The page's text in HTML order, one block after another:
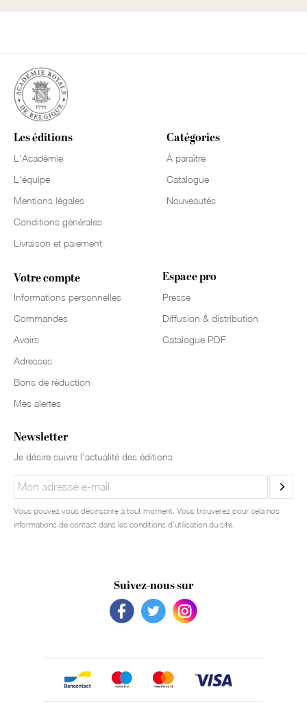
Les éditions
L'Académie
L'équipe
Mentions légales
Conditions générales
Livraison et paiement
Catégories
À paraître
Catalogue
Nouveautés
Votre compte
Informations personnelles
Commandes
Avoirs
Adresses
Bons de réduction
Mes alertes
Espace pro
Presse
Diffusion & distribution
Catalogue PDF
Newsletter
Je désire suivre l’actualité des éditions
Vous pouvez vous désinscrire à tout moment. Vous trouverez pour cela nos
informations de contact dans les conditions d'utilisation du site.
Suivez-nous sur